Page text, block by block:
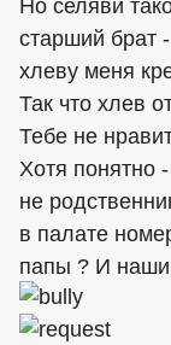
Но селяви
старший брат
хлеву меня
Так что хлев
Тебе не
Хотя понятно
не
в палате
папы ? И